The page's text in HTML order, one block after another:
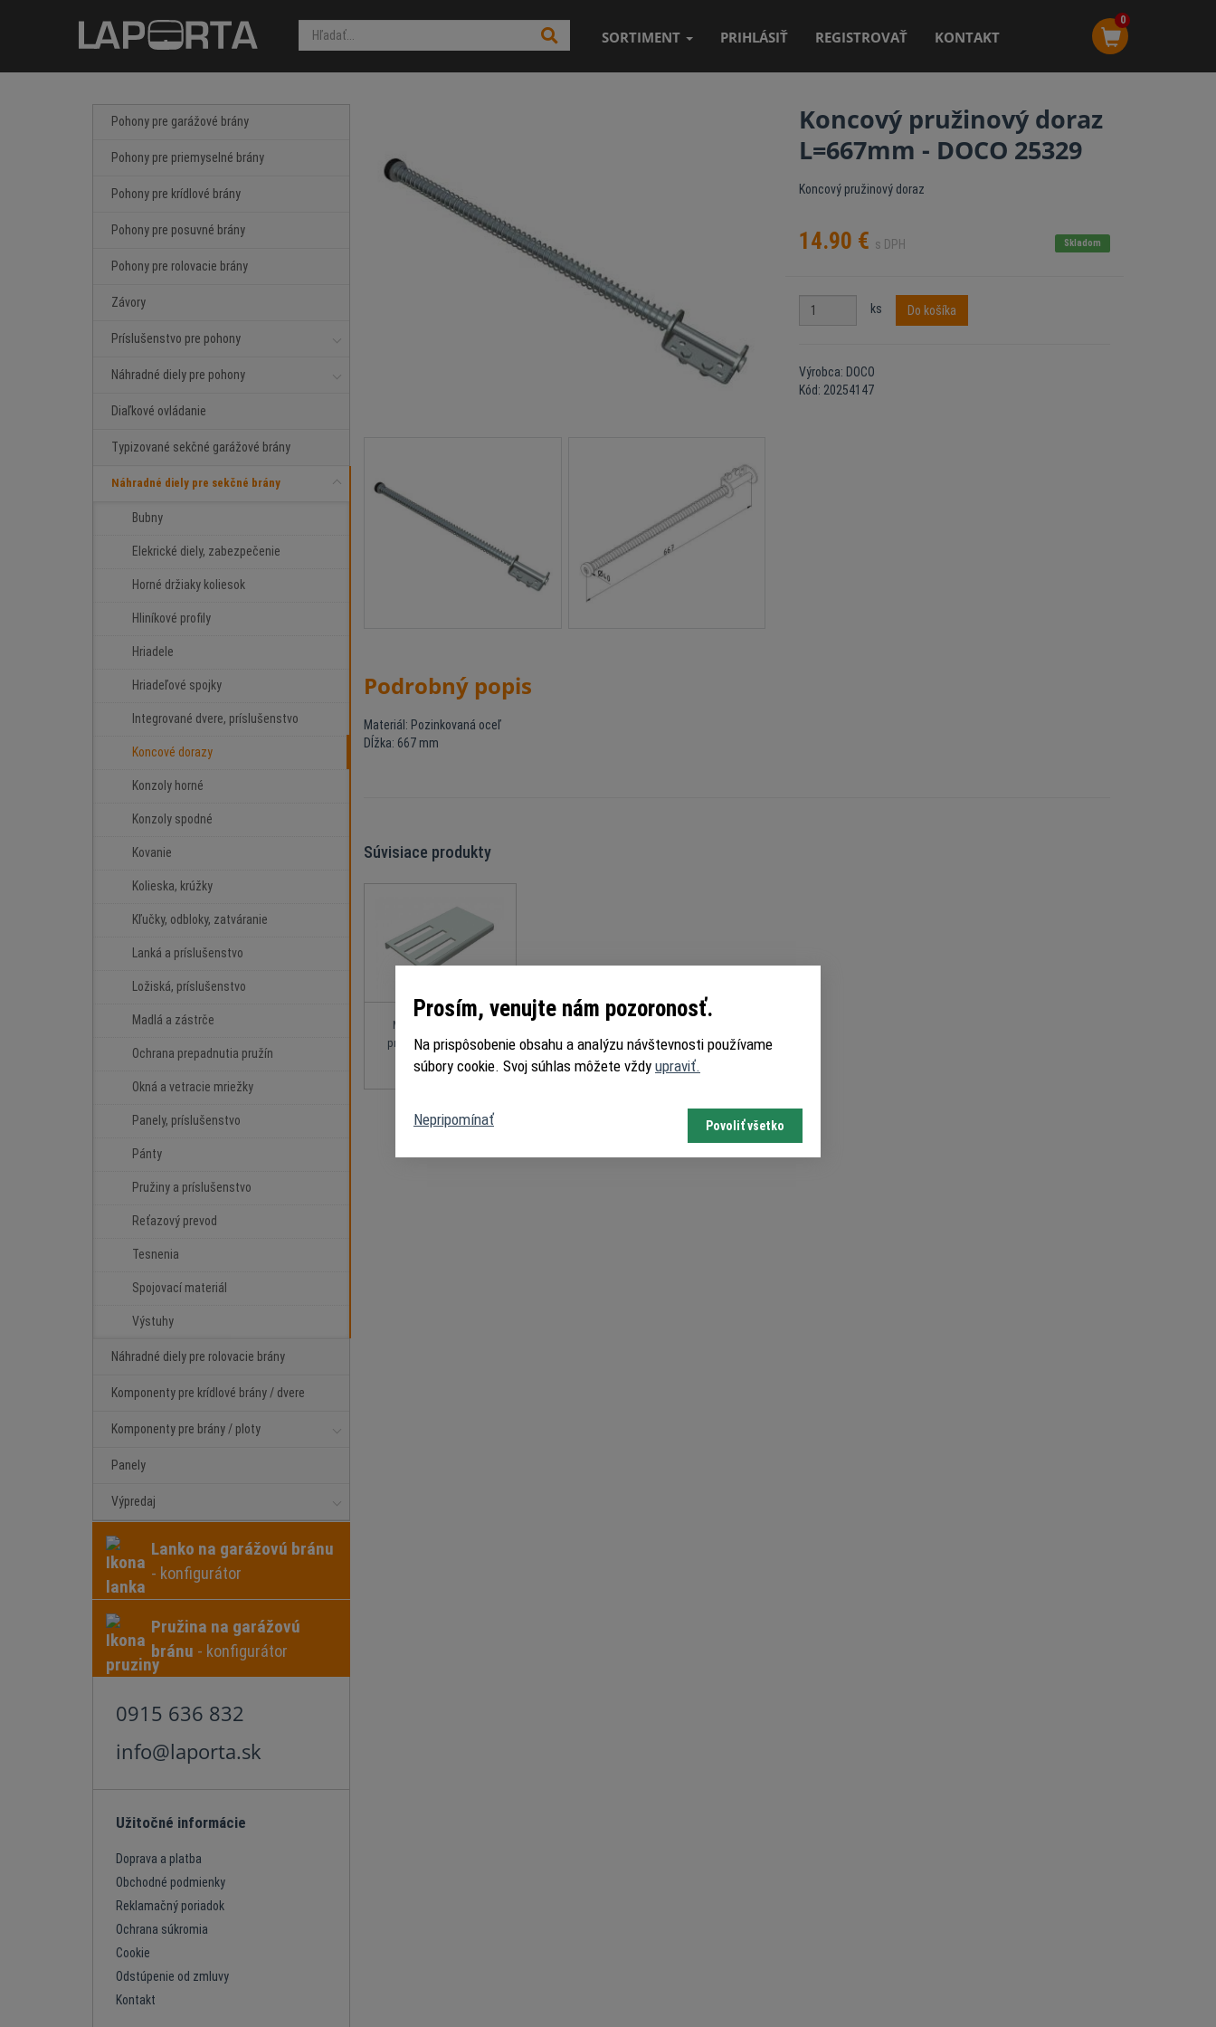
SORTIMENT PRIHLÁSIŤ REGISTROVAŤ KONTAKT
0
Pohony pre garážové brány
Pohony pre priemyselné brány
Pohony pre krídlové brány
Pohony pre posuvné brány
Pohony pre rolovacie brány
Závory
Príslušenstvo pre pohony
Náhradné diely pre pohony
Diaľkové ovládanie
Typizované sekčné garážové brány
Náhradné diely pre sekčné brány
Bubny
Elekrické diely, zabezpečenie
Horné držiaky koliesok
Hliníkové profily
Hriadele
Hriadeľové spojky
Integrované dvere, príslušenstvo
Koncové dorazy
Konzoly horné
Konzoly spodné
Kovanie
Kolieska, krúžky
Kľučky, odbloky, zatváranie
Lanká a príslušenstvo
Ložiská, príslušenstvo
Madlá a zástrče
Ochrana prepadnutia pružín
Okná a vetracie mriežky
Panely, príslušenstvo
Pánty
Pružiny a príslušenstvo
Reťazový prevod
Tesnenia
Spojovací materiál
Výstuhy
Náhradné diely pre rolovacie brány
Komponenty pre krídlové brány / dvere
Komponenty pre brány / ploty
Panely
Výpredaj
Lanko na garážovú bránu
- konfigurátor
Pružina na garážovú
bránu - konfigurátor
0915 636 832
info@laporta.sk
Užitočné informácie
Doprava a platba
Obchodné podmienky
Reklamačný poriadok
Ochrana súkromia
Cookie
Odstúpenie od zmluvy
Kontakt
Koncový pružinový doraz
L=667mm - DOCO 25329
Koncový pružinový doraz
14.90 € s DPH Skladom
ks Do košíka
Výrobca: DOCO
Kód: 20254147
Podrobný popis
Materiál: Pozinkovaná oceľ
Dĺžka: 667 mm
Súvisiace produkty
Montážna doska pre
pružinový doraz DOCO
Prosím, venujte nám pozoronosť.
Na prispôsobenie obsahu a analýzu návštevnosti používame
súbory cookie. Svoj súhlas môžete vždy upraviť.
Nepripomínať Povoliť všetko